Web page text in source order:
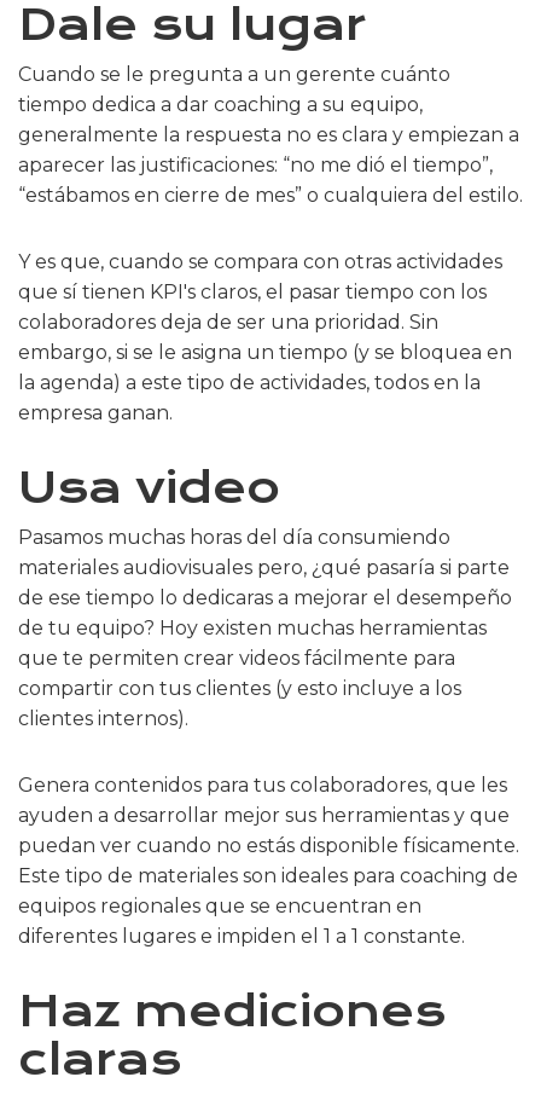
Dale su lugar
Cuando se le pregunta a un gerente cuánto
tiempo dedica a dar coaching a su equipo,
generalmente la respuesta no es clara y empiezan a
aparecer las justificaciones: “no me dió el tiempo”,
“estábamos en cierre de mes” o cualquiera del estilo.
Y es que, cuando se compara con otras actividades
que sí tienen KPI's claros, el pasar tiempo con los
colaboradores deja de ser una prioridad. Sin
embargo, si se le asigna un tiempo (y se bloquea en
la agenda) a este tipo de actividades, todos en la
empresa ganan.
Usa video
Pasamos muchas horas del día consumiendo
materiales audiovisuales pero, ¿qué pasaría si parte
de ese tiempo lo dedicaras a mejorar el desempeño
de tu equipo? Hoy existen muchas herramientas
que te permiten crear videos fácilmente para
compartir con tus clientes (y esto incluye a los
clientes internos).
Genera contenidos para tus colaboradores, que les
ayuden a desarrollar mejor sus herramientas y que
puedan ver cuando no estás disponible físicamente.
Este tipo de materiales son ideales para coaching de
equipos regionales que se encuentran en
diferentes lugares e impiden el 1 a 1 constante.
Haz mediciones
claras